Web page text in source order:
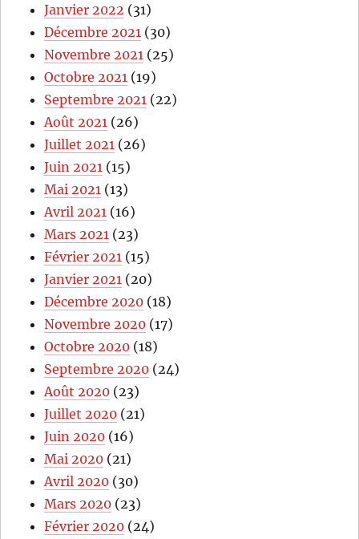
Janvier 2022 (31)
Décembre 2021 (30)
Novembre 2021 (25)
Octobre 2021 (19)
Septembre 2021 (22)
Août 2021 (26)
Juillet 2021 (26)
Juin 2021 (15)
Mai 2021 (13)
Avril 2021 (16)
Mars 2021 (23)
Février 2021 (15)
Janvier 2021 (20)
Décembre 2020 (18)
Novembre 2020 (17)
Octobre 2020 (18)
Septembre 2020 (24)
Août 2020 (23)
Juillet 2020 (21)
Juin 2020 (16)
Mai 2020 (21)
Avril 2020 (30)
Mars 2020 (23)
Février 2020 (24)